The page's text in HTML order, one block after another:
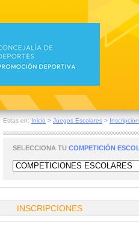
Estas en: Inicio > Juegos Escolares >
SELECCIONA TU COMPETICIÓN
INSCRIPCIONES